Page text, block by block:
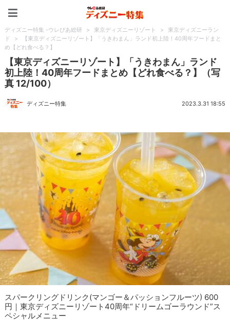
ディズニー特集 -ウレぴあ総研 > 東京ディズニーリゾート >
東京ディズニーラン
ド
>
【東京ディズニーリゾート】「うきわまん」ランド初上陸！40周年フードまと
め【どれ食べる？】
【東京ディズニーリゾート】「うきわまん」ランド
初上陸！40周年フードまとめ【どれ食べる？】（写
真 12/100）
ディズニー特集 2023.3.31 18:55
スパークリングドリンク(マンゴー＆パッションフルーツ) 600
円｜東京ディズニーリゾート40周年“ドリームゴーラウンド”ス
ペシャルメニュー